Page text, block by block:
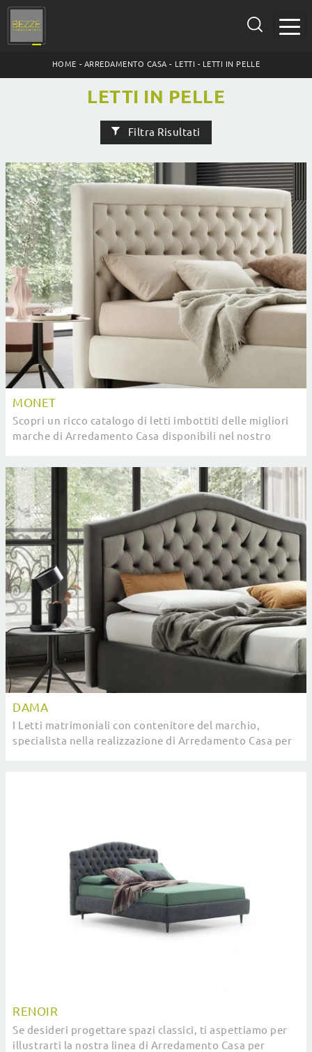
HOME - ARREDAMENTO CASA - LETTI - LETTI IN PELLE
LETTI IN PELLE
Filtra Risultati
MONET
Scopri un ricco catalogo di letti imbottiti delle migliori
marche di Arredamento Casa disponibili nel nostro
DAMA
I Letti matrimoniali con contenitore del marchio,
specialista nella realizzazione di Arredamento Casa per
RENOIR
Se desideri progettare spazi classici, ti aspettiamo per
illustrarti la nostra linea di Arredamento Casa per